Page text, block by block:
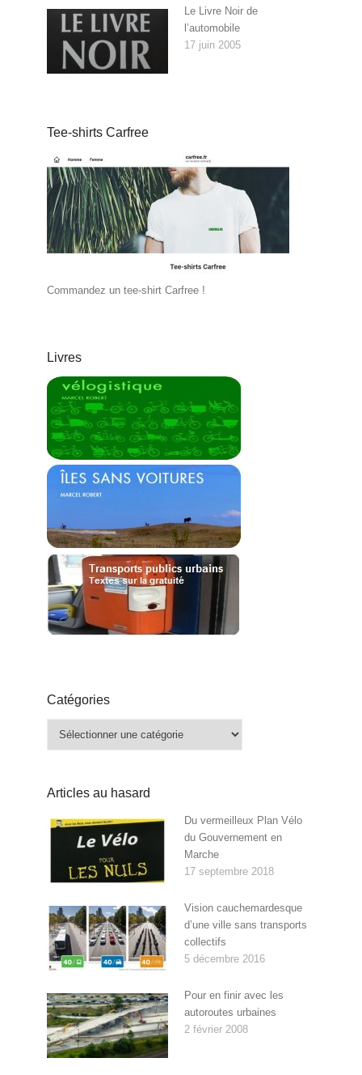
Le Livre Noir de
l’automobile
17 juin 2005
Tee-shirts Carfree
Commandez un tee-shirt Carfree !
Livres
Catégories
Articles au hasard
Du vermeilleux Plan Vélo
du Gouvernement en
Marche
17 septembre 2018
Vision cauchemardesque
d’une ville sans transports
collectifs
5 décembre 2016
Pour en finir avec les
autoroutes urbaines
2 février 2008